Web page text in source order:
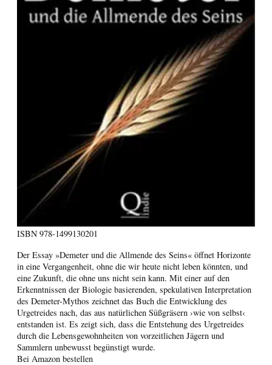
ISBN 978-1499130201
Der Essay »Demeter und die Allmende des Seins« öffnet Horizonte
in eine Vergangenheit, ohne die wir heute nicht leben könnten, und
eine Zukunft, die ohne uns nicht sein kann. Mit einer auf den
Erkenntnissen der Biologie basierenden, spekulativen Interpretation
des Demeter-Mythos zeichnet das Buch die Entwicklung des
Urgetreides nach, das aus natürlichen Süßgräsern ›wie von selbst‹
entstanden ist. Es zeigt sich, dass die Entstehung des Urgetreides
durch die Lebensgewohnheiten von vorzeitlichen Jägern und
Sammlern unbewusst begünstigt wurde.
Bei Amazon bestellen